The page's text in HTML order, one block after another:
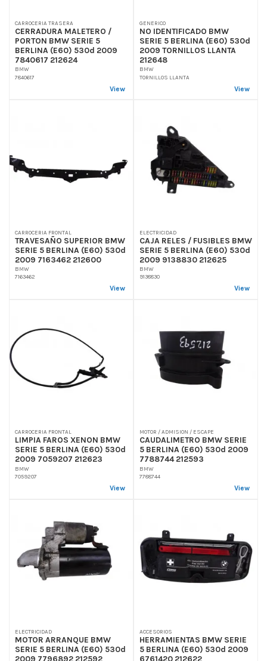
CARROCERIA TRASERA
CERRADURA MALETERO /
PORTON BMW SERIE 5
BERLINA (E60) 530d 2009
7840617 212624
BMW
7840617
View
GENERICO
NO IDENTIFICADO BMW
SERIE 5 BERLINA (E60) 530d
2009 TORNILLOS LLANTA
212648
BMW
TORNILLOS LLANTA
View
CARROCERIA FRONTAL
TRAVESAÑO SUPERIOR BMW
SERIE 5 BERLINA (E60) 530d
2009 7163462 212600
BMW
7163462
View
ELECTRICIDAD
CAJA RELES / FUSIBLES BMW
SERIE 5 BERLINA (E60) 530d
2009 9138830 212625
BMW
9138830
View
CARROCERIA FRONTAL
LIMPIA FAROS XENON BMW
SERIE 5 BERLINA (E60) 530d
2009 7059207 212623
BMW
7059207
View
MOTOR / ADMISION / ESCAPE
CAUDALIMETRO BMW SERIE
5 BERLINA (E60) 530d 2009
7788744 212593
BMW
7788744
View
ELECTRICIDAD
MOTOR ARRANQUE BMW
SERIE 5 BERLINA (E60) 530d
2009 7796892 212592
ACCESORIOS
HERRAMIENTAS BMW SERIE
5 BERLINA (E60) 530d 2009
6761420 212622